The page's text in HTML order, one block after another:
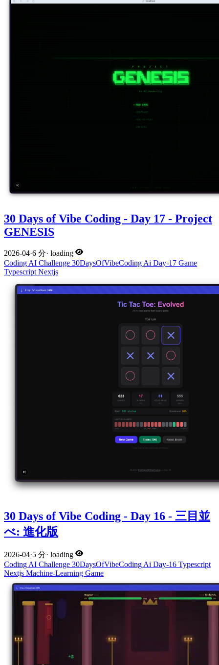
30 Days of Vibe Coding - Day 17 - Project
GENESIS
2026-04·6 分· loading
CodingAI Challenge 30DaysOfVibeCodingAi Day-17 Game
TypescriptNextjs
30 Days of Vibe Coding - Day 16 - 三目並
べ: 進化版
2026-04·5 分· loading
Coding AI Challenge 30DaysOfVibeCoding Ai Day-16 Typescript
Nextjs Machine-Learning Game